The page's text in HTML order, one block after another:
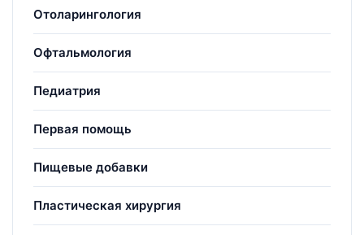
Отоларингология
Офтальмология
Педиатрия
Первая помощь
Пищевые добавки
Пластическая хирургия